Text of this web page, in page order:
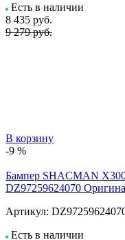
Есть в наличии
8 435 руб.
9 279 руб.
В корзину
-9 %
Бампер SHACMAN
DZ97259624070
Артикул:
Есть в наличии